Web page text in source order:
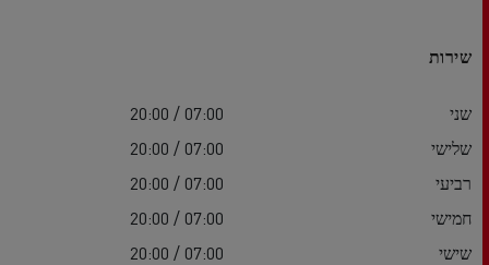
שירות
שני
07:00 / 20:00
שלישי
07:00 / 20:00
רביעי
07:00 / 20:00
חמישי
07:00 / 20:00
שישי
07:00 / 20:00